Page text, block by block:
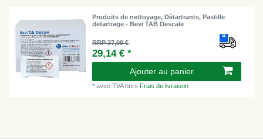
Produits de nettoyage, Détartrants, Pastille
detartrage - Bevi TAB Descale
RRP 37,09 €
29,14 € *
Ajouter au panier
*avec TVAhors Frais de livraison